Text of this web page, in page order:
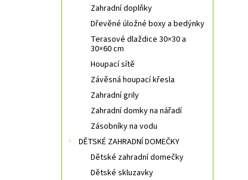
Zahradní doplňky
Dřevěné úložné boxy a bedýnky
Terasové dlaždice 30×30 a
30×60 cm
Houpací sítě
Závěsná houpací křesla
Zahradní grily
Zahradní domky na nářadí
Zásobníky na vodu
DĚTSKÉ ZAHRADNÍ DOMEČKY
Dětské zahradní domečky
Dětské skluzavky